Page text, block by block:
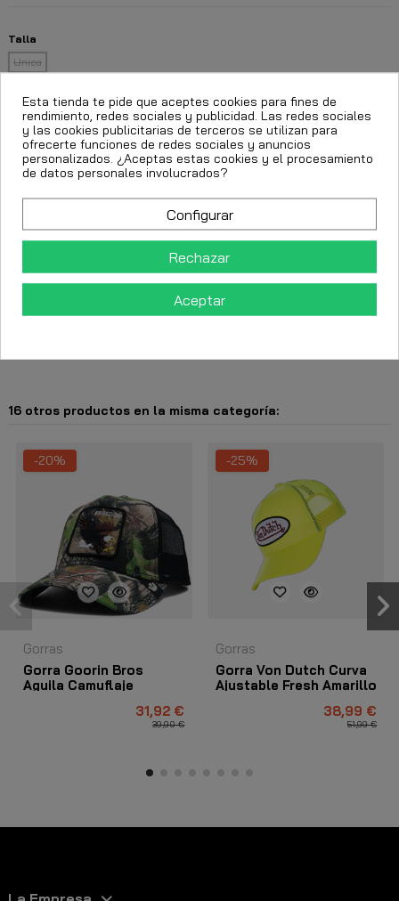
Talla
Unica
Añadir al carrito
16 otros productos en la misma categoría:
-20%
Gorras
Gorra Goorin Bros
Aguila Camuflaje
31,92 €
39,90 €
-25%
Gorras
Gorra Von Dutch Curva
Ajustable Fresh Amarillo
38,99 €
51,99 €
Esta tienda te pide que aceptes cookies para fines de
rendimiento, redes sociales y publicidad. Las redes sociales
y las cookies publicitarias de terceros se utilizan para
ofrecerte funciones de redes sociales y anuncios
personalizados. ¿Aceptas estas cookies y el procesamiento
de datos personales involucrados?
Configurar
Rechazar
Aceptar